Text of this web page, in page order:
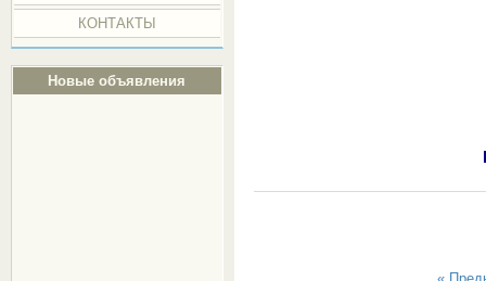
КОНТАКТЫ
Новые объявления